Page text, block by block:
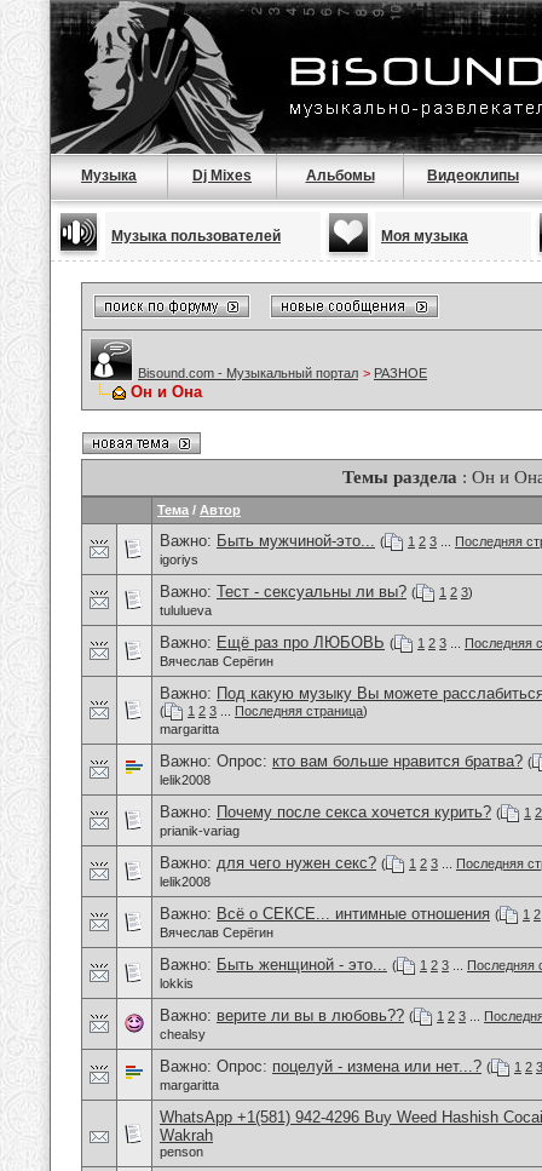
Музыка Dj Mixes Альбомы Видеоклипы
Музыка пользователей Моя музыка
Bisound.com - Музыкальный портал > РАЗНОЕ
Он и Она
Темы раздела : Он и
Тема / Автор
Важно: Быть мужчиной-это... ( 1 2 3
Последняя
igoriys
Важно: Тест - сексуальны ли вы? ( 1 2 3)
tululueva
Важно: Ещё раз про ЛЮБОВЬ ( 1 2 3
Последняя
Вячеслав Серёгин
Важно: Под какую музыку Вы можете
( 1 2 3 Последняя страница)
margaritta
Важно: Опрос: кто вам больше нравится братва? (
lelik2008
Важно: Почему после секса хочется курить? ( 1 2
prianik-variag
Важно: для чего нужен секс? ( 1 2 3
Последняя
lelik2008
Важно: Всё о СЕКСЕ... интимные отношения ( 1 2
Вячеслав Серёгин
Важно: Быть женщиной - это... ( 1 2 3
Последняя
lokkis
Важно: верите ли вы в любовь?? ( 1 2 3
chealsy
Важно: Опрос: поцелуй - измена или нет...? ( 1 2 3
margaritta
WhatsApp +1(581) 942-4296 Buy Weed Hashish
Wakrah
penson